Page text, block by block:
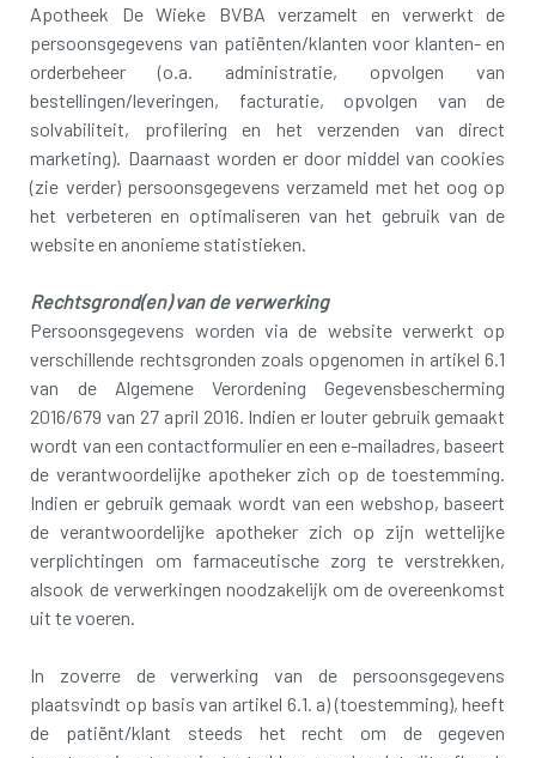
Apotheek De Wieke BVBA verzamelt en verwerkt de
persoonsgegevens van patiënten/klanten voor klanten- en
orderbeheer (o.a. administratie, opvolgen van
bestellingen/leveringen, facturatie, opvolgen van de
solvabiliteit, profilering en het verzenden van direct
marketing). Daarnaast worden er door middel van cookies
(zie verder) persoonsgegevens verzameld met het oog op
het verbeteren en optimaliseren van het gebruik van de
website en anonieme statistieken.
Rechtsgrond(en) van de verwerking
Persoonsgegevens worden via de website verwerkt op
verschillende rechtsgronden zoals opgenomen in artikel 6.1
van de Algemene Verordening Gegevensbescherming
2016/679 van 27 april 2016. Indien er louter gebruik gemaakt
wordt van een contactformulier en een e-mailadres, baseert
de verantwoordelijke apotheker zich op de toestemming.
Indien er gebruik gemaak wordt van een webshop, baseert
de verantwoordelijke apotheker zich op zijn wettelijke
verplichtingen om farmaceutische zorg te verstrekken,
alsook de verwerkingen noodzakelijk om de overeenkomst
uit te voeren.
In zoverre de verwerking van de persoonsgegevens
plaatsvindt op basis van artikel 6.1. a) (toestemming), heeft
de patiënt/klant steeds het recht om de gegeven